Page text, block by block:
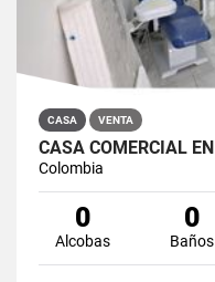
CASA VENTA
Colombia
0
Alcobas
0
Baños